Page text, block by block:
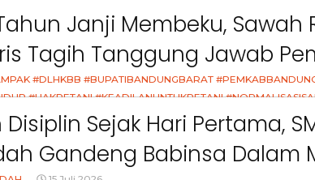
Janji Membeku, Sawah
Tagih Tanggung Jawab
Barat
#DLHKBB #BUPATIBANDUNGBARAT
#HAKPETANI #KEADILANUNTUKPETANI
#AKUNTABILITASPEMERINTAH
Sejak Hari Pertama,
Gandeng Babinsa Dalam
Sorotan
Berita
Utama Headline National News Sorotan Sorotan
Empat Tahun Janji Membeku,
Sawah Rusak: Ahli Waris
Tagih Tanggung Jawab
Utama Headline
Bidang
Berikan
Tema